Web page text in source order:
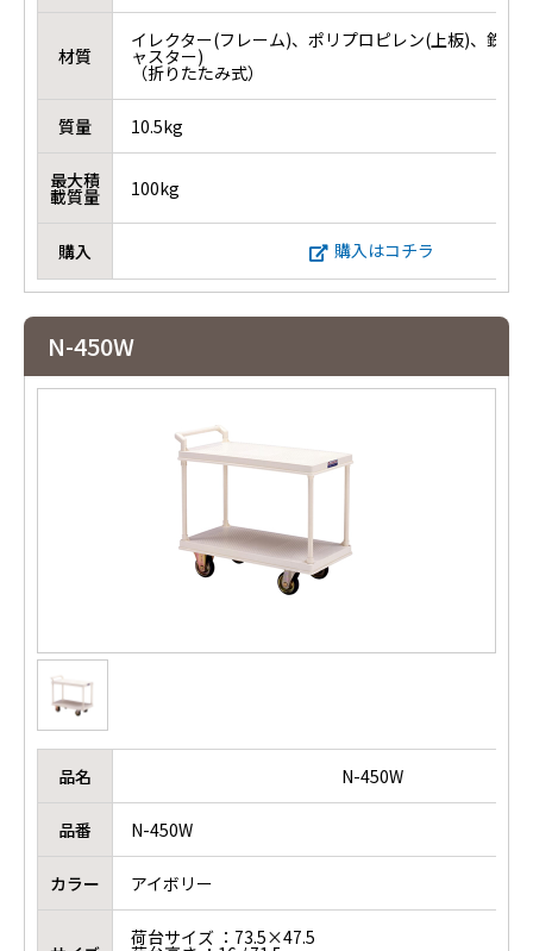
材質
イレクター(フレーム)、ポリプロピレン(上板)、鉄＋
ャスター)
（折りたたみ式）
質量 10.5kg
最大積
載質量 100kg
購入 購入はコチラ
N-450W
品名 N-450W
品番 N-450W
カラー アイボリー
荷台サイズ ：73.5×47.5